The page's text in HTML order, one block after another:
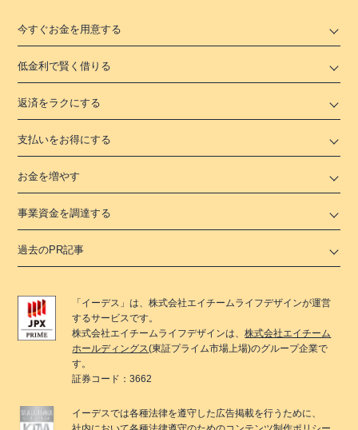
今すぐお金を用意する
低金利で賢く借りる
返済をラクにする
支払いをお得にする
お金を増やす
事業資金を調達する
過去のPR記事
「 イーデス 」は、株式会社エイチームライフデザインが運営
するサービスです。
株式会社エイチームライフデザインは、株式会社エイチーム
ホールディングス(東証プライム市場上場)のグループ企業で
す。
証券コード：3662
イーデスでは各種法律を遵守した広告掲載を行うために、